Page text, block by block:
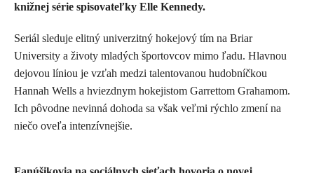
knižnej série spisovateľky Elle Kennedy.
Seriál sleduje elitný univerzitný hokejový tím na Briar
University a životy mladých športovcov mimo ľadu. Hlavnou
dejovou líniou je vzťah medzi talentovanou hudobníčkou
Hannah Wells a hviezdnym hokejistom Garrettom Grahamom.
Ich pôvodne nevinná dohoda sa však veľmi rýchlo zmení na
niečo oveľa intenzívnejšie.